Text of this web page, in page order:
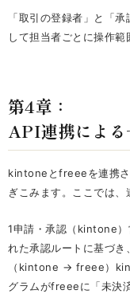
「取引の登録者」と「
して担当者ごとに操作範
第4章：
API連携による
kintoneとfreeeを連携さ
ぎこみます。ここでは、
1申請・承認（kintone
れた承認ルートに基づ
（kintone → freee）
グラムがfreeeに「未決